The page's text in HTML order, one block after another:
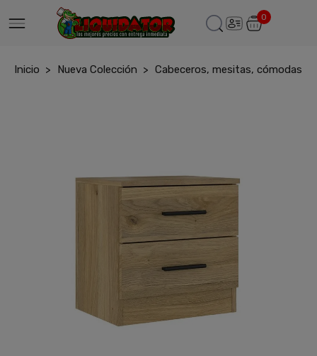
0
Inicio Nueva Colección Cabeceros, mesitas, cómodas y